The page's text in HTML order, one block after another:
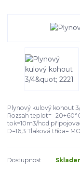
Plynový kulový kohout
Rozsah teplot= -
tok=10m3/hod
D=16,3 Tlaková třída=
Dostupnost